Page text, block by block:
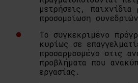
μετρήσεις, παιχνίδια
προσομοίωση
Το συγκεκριμένο
κυρίως σε
προσαρμοσμένο στις
προβλήματα που
εργασίας.